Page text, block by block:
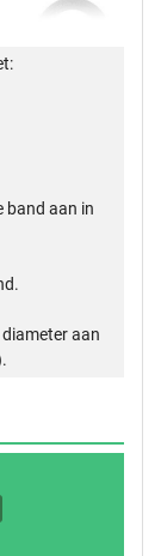
band aan in
aan